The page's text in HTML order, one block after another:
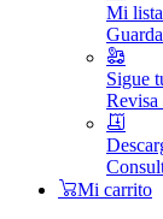
Mi
Sigue
Revisa
Mi carrito